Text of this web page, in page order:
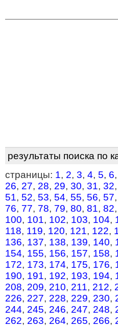
————————
результаты поиска по
страницы: 1, 2, 3, 4, 5, 6,
26, 27, 28, 29, 30, 31, 32,
51, 52, 53, 54, 55, 56, 57,
76, 77, 78, 79, 80, 81, 82,
100, 101, 102, 103, 104,
118, 119, 120, 121, 122,
136, 137, 138, 139, 140,
154, 155, 156, 157, 158,
172, 173, 174, 175, 176,
190, 191, 192, 193, 194,
208, 209, 210, 211, 212,
226, 227, 228, 229, 230,
244, 245, 246, 247, 248,
262, 263, 264, 265, 266,